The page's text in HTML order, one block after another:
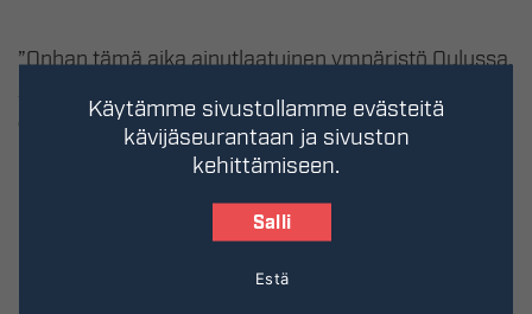
”Onhan tämä aika ainutlaatuinen ympäristö Oulussa.
Jonna Kallinen kertoo.
Ajankohtaista
Käytämme sivustollamme evästeitä
kävijäseurantaan ja sivuston
kehittämiseen.
Salli
Estä